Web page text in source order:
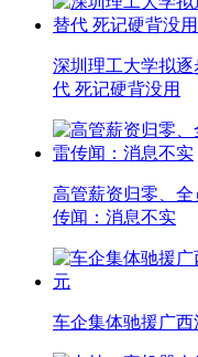
深圳理工大学拟
代 死记硬背没用
高管薪资归零、
传闻：消息不实
车企集体驰援广西